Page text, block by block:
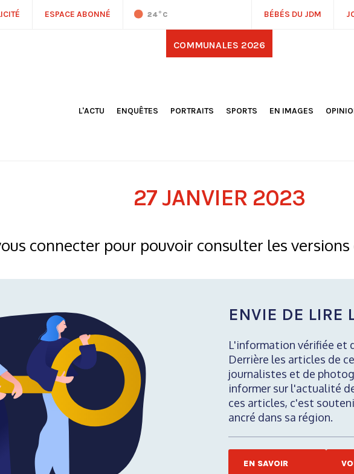
ESPACE ABONNÉ 24°C BÉBÉS DU JDM
COMMUNALES 2026
L'ACTU
ENQUÊTES PORTRAITS
SPORTS
EN IMAGES
27 JANVIER 2023
connecter pour pouvoir consulter les
ENVIE DE LIRE
L'information vérifiée et
Derrière les articles de
journalistes et de
informer sur l'actualité
ces articles, c'est
ancré dans sa région.
EN SAVOIR